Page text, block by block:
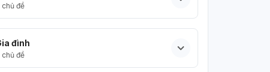
chủ đề
đình
chủ đề